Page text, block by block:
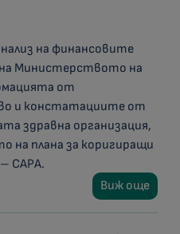
на финансовите
Министерството на
от
и констатациите от
здравна организация,
на плана за коригиращи
CAPA.
Виж още